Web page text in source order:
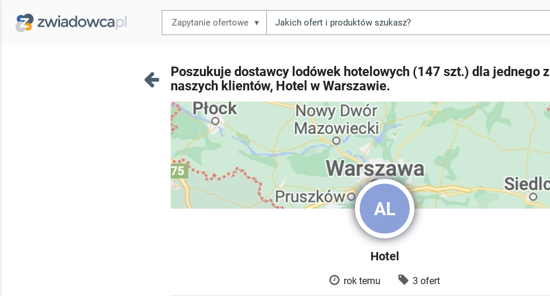
▾
Poszukuje dostawcy lodówek hotelowych (147 szt.) dla jednego z
naszych klientów, Hotel w Warszawie.
AL
Hotel
rok temu 3 ofert